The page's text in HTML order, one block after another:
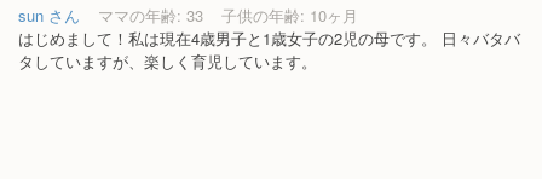
sun さん ママの年齢: 33
子供の年齢: 10ヶ月
はじめまして！私は現在4歳男子と1歳女子の2児の母です。 日々バタバ
タしていますが、楽しく育児しています。